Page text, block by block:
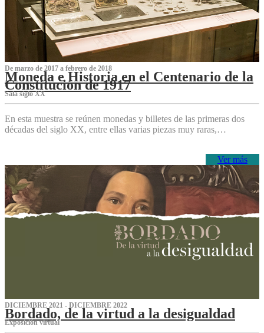
De marzo de 2017 a febrero de 2018
Moneda e Historia en el Centenario de la
Constitución de 1917
Sala siglo XX
En esta muestra se reúnen monedas y billetes de las primeras dos
décadas del siglo XX, entre ellas varias piezas muy raras,…
Ver más
DICIEMBRE 2021 - DICIEMBRE 2022
Bordado, de la virtud a la desigualdad
Exposición virtual‌